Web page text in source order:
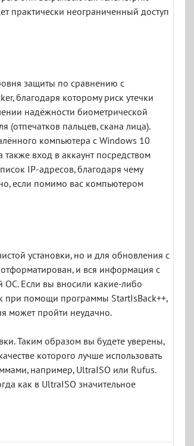
практически неограниченный доступ
защиты по сравнению с
благодаря которому риск утечки
надёжности биометрической
(отпечатков пальцев, скана лица).
компьютера с Windows 10
вход в аккаунт посредством
IP-адресов, благодаря чему
если помимо вас компьютером
установки, но и для обновления с
и вся информация с
ОС. Если вы вносили какие-либо
при помощи программы StartIsBack++,
может пройти неудачно.
Таким образом вы будете уверены,
которого лучше использовать
например, UltraISO или Rufus.
как в UltraISO значительное